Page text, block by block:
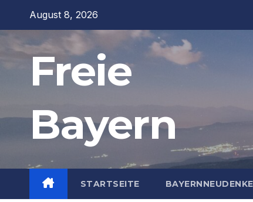
springen
August 8, 2026
Freie
Bayern
STARTSEITE